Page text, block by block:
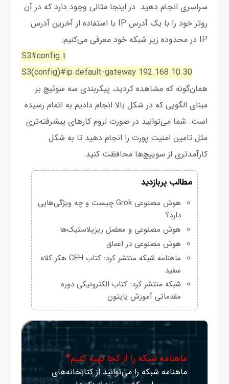
سراسری انجام دهید. در اینجا مثالی وجود دارد که در آن
روتر خود را با یک آدرس IP با استفاده از آخرین آدرس
IP در محدوده زیر شبکه خود معرفی می‌‌کنیم:
S3#config t
S3(config)#ip default-gateway 192.168.10.30
همان‌گونه که مشاهده کردید، پیکربندی سه سوئیچ بر
مبنای الگویی که در شکل بالا انجام دادیم به اتمام رسیده
است. شما می‌توانید در صورت لزوم کارهای پیشرفته‌تری
مثل تامین امنیت پورت را انجام دهید تا به شکل
کارآمدتری از سوییچ‌ها محافظت کنید.
مطالب پربازدید
هوش مصنوعی Grok چیست و چه ویژگی‌هایی
دارد؟
هوش مصنوعی و معضل ریزپلاستیک‌ها
هوش مصنوعی در اعماق
ماهنامه شبکه منتشر کرد: کتاب CEH هکر کلاه
سفید
شبکه منتشر کرد: کتاب الکترونیکی دوره
مقدماتی آموزش پایتون
ماهنامه شبکه را از کجا تهیه کنیم؟
ماهنامه شبکه را می‌توانید از کتابخانه‌های